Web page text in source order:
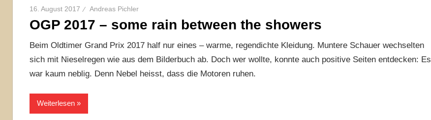
16. August 2017 Andreas Pichler
OGP 2017 – some rain between the showers
Beim Oldtimer Grand Prix 2017 half nur eines – warme, regendichte Kleidung. Muntere Schauer wechselten
sich mit Nieselregen wie aus dem Bilderbuch ab. Doch wer wollte, konnte auch positive Seiten entdecken: Es
war kaum neblig. Denn Nebel heisst, dass die Motoren ruhen.
Weiterlesen